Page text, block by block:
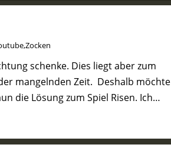
,Zocken
schenke. Dies liegt aber zum
mangelnden Zeit. Deshalb möchte
die Lösung zum Spiel Risen. Ich…